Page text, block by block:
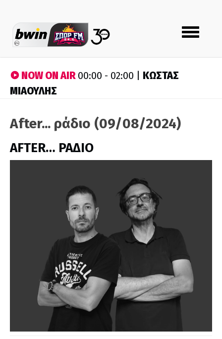
Toggle
navigation
NOW ON AIR00:00 - 02:00 | ΚΩΣΤΑΣ
ΜΙΑΟΥΛΗΣ
After... ράδιο (09/08/2024)
AFTER… ΡΑΔΙΟ